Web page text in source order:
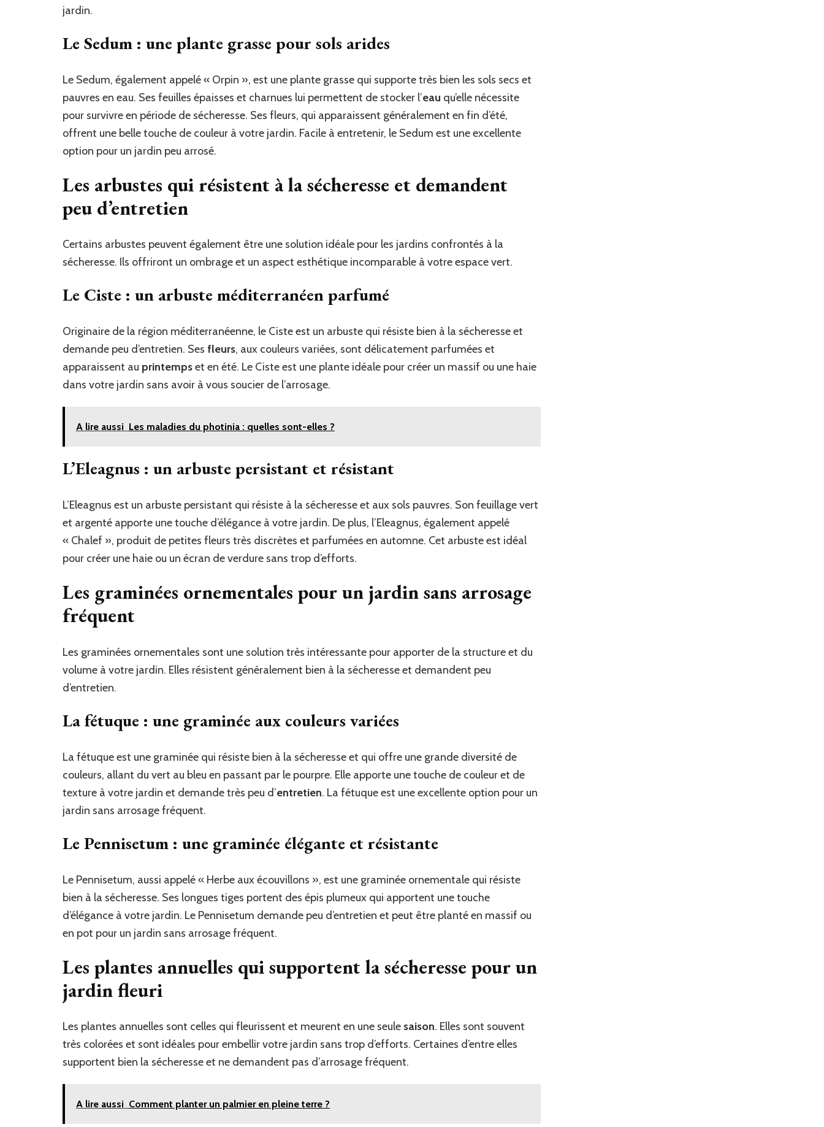
jardin.
Le Sedum : une plante grasse pour sols arides
Le Sedum, également appelé « Orpin », est une plante grasse qui supporte très bien les sols secs et
pauvres en eau. Ses feuilles épaisses et charnues lui permettent de stocker l’eau qu’elle nécessite
pour survivre en période de sécheresse. Ses fleurs, qui apparaissent généralement en fin d’été,
offrent une belle touche de couleur à votre jardin. Facile à entretenir, le Sedum est une excellente
option pour un jardin peu arrosé.
Les arbustes qui résistent à la sécheresse et demandent
peu d’entretien
Certains arbustes peuvent également être une solution idéale pour les jardins confrontés à la
sécheresse. Ils offriront un ombrage et un aspect esthétique incomparable à votre espace vert.
Le Ciste : un arbuste méditerranéen parfumé
Originaire de la région méditerranéenne, le Ciste est un arbuste qui résiste bien à la sécheresse et
demande peu d’entretien. Ses fleurs, aux couleurs variées, sont délicatement parfumées et
apparaissent au printempset en été. Le Ciste est une plante idéale pour créer un massif ou une haie
dans votre jardin sans avoir à vous soucier de l’arrosage.
A lire aussi Les maladies du photinia : quelles sont-elles ?
L’Eleagnus : un arbuste persistant et résistant
L’Eleagnus est un arbuste persistant qui résiste à la sécheresse et aux sols pauvres. Son feuillage vert
et argenté apporte une touche d’élégance à votre jardin. De plus, l’Eleagnus, également appelé
« Chalef », produit de petites fleurs très discrètes et parfumées en automne. Cet arbuste est idéal
pour créer une haie ou un écran de verdure sans trop d’efforts.
Les graminées ornementales pour un jardin sans arrosage
fréquent
Les graminées ornementales sont une solution très intéressante pour apporter de la structure et du
volume à votre jardin. Elles résistent généralement bien à la sécheresse et demandent peu
d’entretien.
La fétuque : une graminée aux couleurs variées
La fétuque est une graminée qui résiste bien à la sécheresse et qui offre une grande diversité de
couleurs, allant du vert au bleu en passant par le pourpre. Elle apporte une touche de couleur et de
texture à votre jardin et demande très peu d’entretien. La fétuque est une excellente option pour un
jardin sans arrosage fréquent.
Le Pennisetum : une graminée élégante et résistante
Le Pennisetum, aussi appelé « Herbe aux écouvillons », est une graminée ornementale qui résiste
bien à la sécheresse. Ses longues tiges portent des épis plumeux qui apportent une touche
d’élégance à votre jardin. Le Pennisetum demande peu d’entretien et peut être planté en massif ou
en pot pour un jardin sans arrosage fréquent.
Les plantes annuelles qui supportent la sécheresse pour un
jardin fleuri
Les plantes annuelles sont celles qui fleurissent et meurent en une seule saison. Elles sont souvent
très colorées et sont idéales pour embellir votre jardin sans trop d’efforts. Certaines d’entre elles
supportent bien la sécheresse et ne demandent pas d’arrosage fréquent.
A lire aussi Comment planter un palmier en pleine terre ?